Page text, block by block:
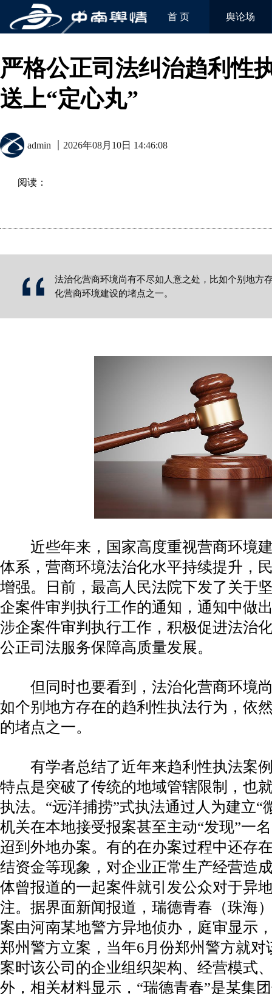
首 页 舆论场
严格公正司法纠治趋利性
送上“定心丸”
admin 2026年08月10日 14:46:08
阅读：
法治化营商环境尚有不尽如人意之处，比如个别地方
化营商环境建设的堵点之一。
近些年来，国家高度重视营商环境建
体系，营商环境法治化水平持续提升，
增强。日前，最高人民法院下发了关于
企案件审判执行工作的通知，通知中做
涉企案件审判执行工作，积极促进法治
公正司法服务保障高质量发展。
但同时也要看到，法治化营商环境尚
如个别地方存在的趋利性执法行为，依
的堵点之一。
有学者总结了近年来趋利性执法案例
特点是突破了传统的地域管辖限制，也
执法。“远洋捕捞”式执法通过人为建立“
机关在本地接受报案甚至主动“发现”一
迢到外地办案。有的在办案过程中还存
结资金等现象，对企业正常生产经营造
体曾报道的一起案件就引发公众对于异
注。据界面新闻报道，瑞德青春（珠海
案由河南某地警方异地侦办，庭审显示
郑州警方立案，当年6月份郑州警方就
案时该公司的企业组织架构、经营模式
外，相关材料显示，“瑞德青春”是某集